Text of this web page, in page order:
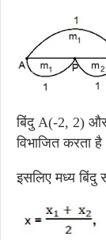
बिंदु A(-2, 2)
विभाजित करता है
इसलिए मध्य